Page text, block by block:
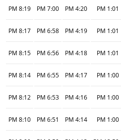
1:01 PM
4:20 PM
7:00 PM
8:19 PM
1:01 PM
4:19 PM
6:58 PM
8:17 PM
1:01 PM
4:18 PM
6:56 PM
8:15 PM
1:00 PM
4:17 PM
6:55 PM
8:14 PM
1:00 PM
4:16 PM
6:53 PM
8:12 PM
1:00 PM
4:14 PM
6:51 PM
8:10 PM